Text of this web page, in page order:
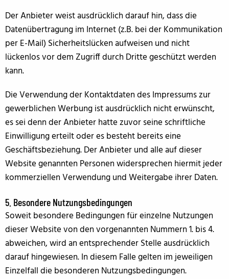
Der Anbieter weist ausdrücklich darauf hin, dass die
Datenübertragung im Internet (z.B. bei der Kommunikation
per E-Mail) Sicherheitslücken aufweisen und nicht
lückenlos vor dem Zugriff durch Dritte geschützt werden
kann.
Die Verwendung der Kontaktdaten des Impressums zur
gewerblichen Werbung ist ausdrücklich nicht erwünscht,
es sei denn der Anbieter hatte zuvor seine schriftliche
Einwilligung erteilt oder es besteht bereits eine
Geschäftsbeziehung. Der Anbieter und alle auf dieser
Website genannten Personen widersprechen hiermit jeder
kommerziellen Verwendung und Weitergabe ihrer Daten.
5. Besondere Nutzungsbedingungen
Soweit besondere Bedingungen für einzelne Nutzungen
dieser Website von den vorgenannten Nummern 1. bis 4.
abweichen, wird an entsprechender Stelle ausdrücklich
darauf hingewiesen. In diesem Falle gelten im jeweiligen
Einzelfall die besonderen Nutzungsbedingungen.